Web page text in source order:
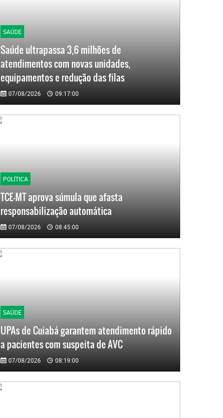
SAÚDE
Saúde ultrapassa 3,6 milhões de
atendimentos com novas unidades,
equipamentos e redução das filas
07/08/2026 09:17:00
POLÍTICA
TCE-MT aprova súmula que afasta
responsabilização automática
07/08/2026 08:45:00
SAÚDE
UPAs de Cuiabá garantem atendimento rápido
a pacientes com suspeita de AVC
07/08/2026 08:19:00